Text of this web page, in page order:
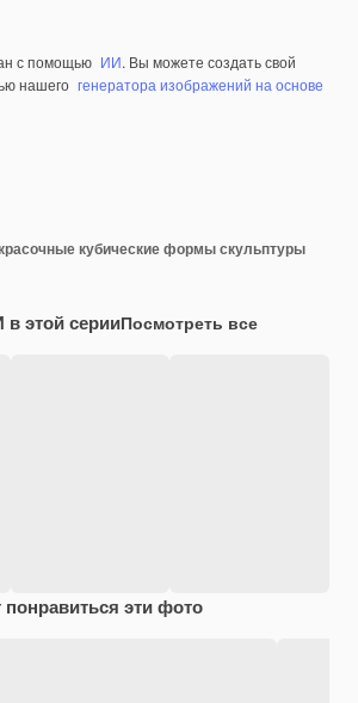
с помощью ИИ. Вы можете создать свой
нашего генератора изображений на основе
кубические формы скульптуры
этой серииПосмотреть все
эти фото